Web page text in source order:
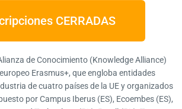
CERRADAS
de Conocimiento (Knowledge Alliance)
Erasmus+, que engloba entidades
de cuatro países de la UE y organizados
por Campus Iberus (ES), Ecoembes (ES),